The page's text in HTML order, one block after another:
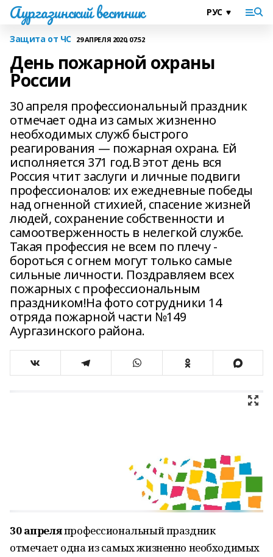
Аургазинский вестник
Защита от ЧС 29 АПРЕЛЯ 2020, 07:52
День пожарной охраны
России
30 апреля профессиональный праздник
отмечает одна из самых жизненно
необходимых служб быстрого
реагирования — пожарная охрана. Ей
исполняется 371 год.В этот день вся
Россия чтит заслуги и личные подвиги
профессионалов: их ежедневные победы
над огненной стихией, спасение жизней
людей, сохранение собственности и
самоотверженность в нелегкой службе.
Такая профессия не всем по плечу -
бороться с огнем могут только самые
сильные личности. Поздравляем всех
пожарных с профессиональным
праздником!На фото сотрудники 14
отряда пожарной части №149
Аургазинского района.
30 апреляпрофессиональный праздник
отмечает одна из самых жизненно необходимых